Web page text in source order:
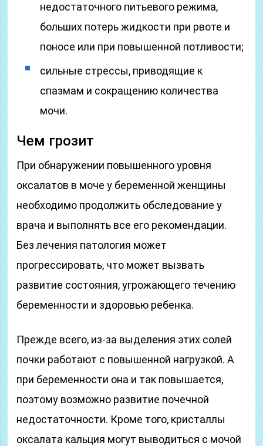
недостаточного питьевого режима,
больших потерь жидкости при рвоте и
поносе или при повышенной потливости;
сильные стрессы, приводящие к
спазмам и сокращению количества
мочи.
Чем грозит
При обнаружении повышенного уровня
оксалатов в моче у беременной женщины
необходимо продолжить обследование у
врача и выполнять все его рекомендации.
Без лечения патология может
прогрессировать, что может вызвать
развитие состояния, угрожающего течению
беременности и здоровью ребенка.
Прежде всего, из-за выделения этих солей
почки работают с повышенной нагрузкой. А
при беременности она и так повышается,
поэтому возможно развитие почечной
недостаточности. Кроме того, кристаллы
оксалата кальция могут выводиться с мочой